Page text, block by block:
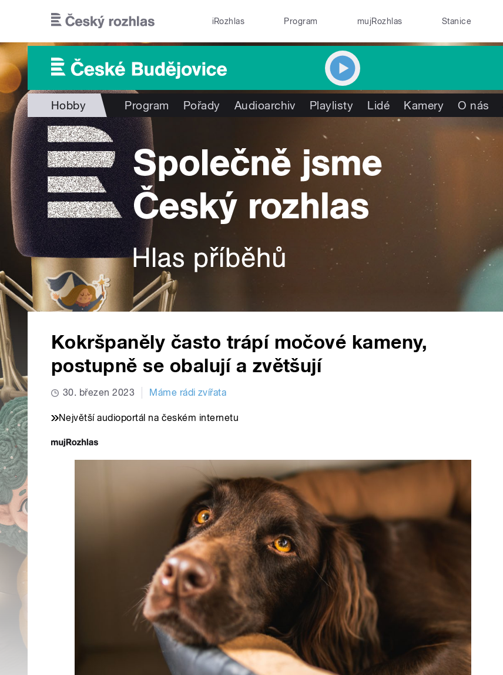
iRozhlas Program mujRozhlas Stanice
Hobby Program Pořady Audioarchiv Playlisty Lidé Kamery O nás
Kokršpaněly často trápí močové kameny,
postupně se obalují a zvětšují
30. březen 2023 Máme rádi zvířata
Největší audioportál na českém internetu